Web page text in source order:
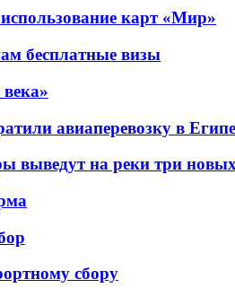
карт «Мир»
бесплатные визы
авиаперевозку в
выведут на реки три
сбору